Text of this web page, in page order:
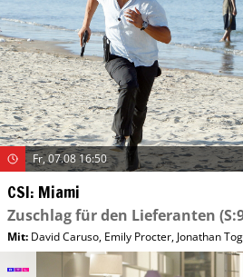
Fr, 07.08 16:50
CSI: Miami
Zuschlag für den Lieferanten
Mit: David Caruso, Emily Procter, Jonathan